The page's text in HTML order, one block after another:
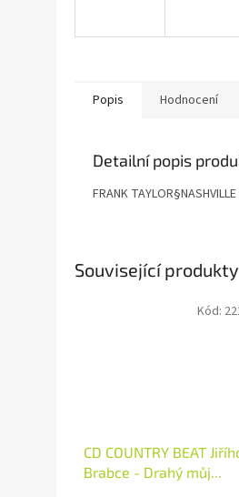
Popis Hodnocení
Detailní popis
FRANK TAYLOR§NASHVILLE
Související produkty
CD COUNTRY BEAT
Brabce - Drahý můj...
Kód: